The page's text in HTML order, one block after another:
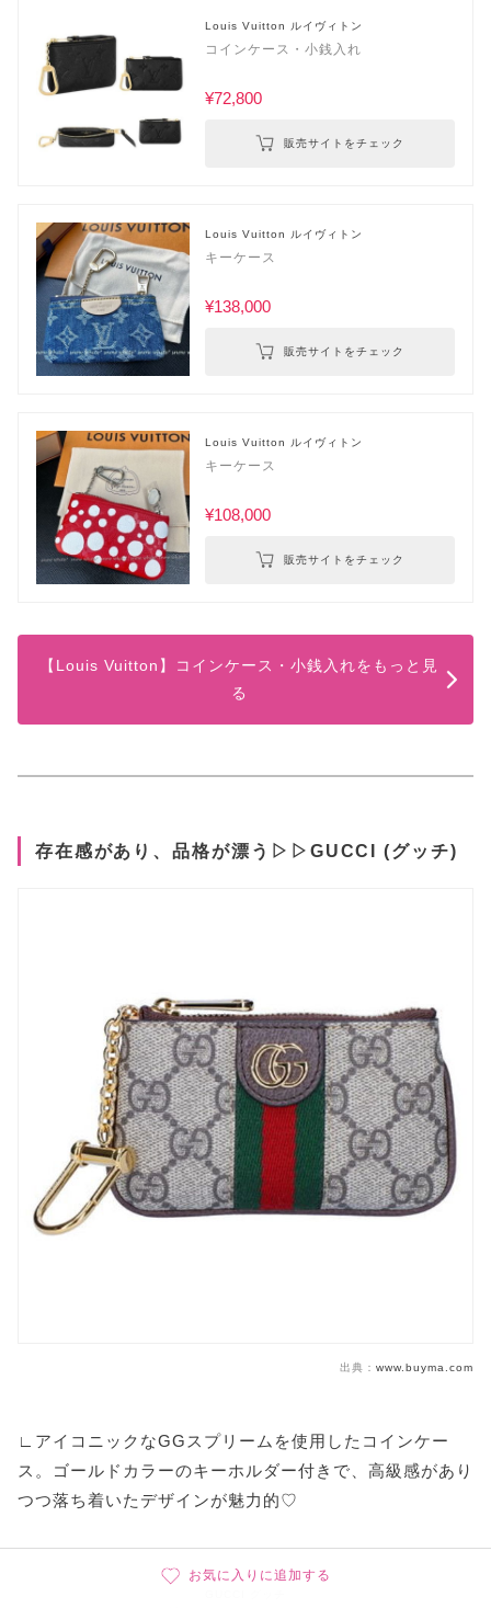
Louis Vuitton ルイヴィトン
コインケース・小銭入れ
¥72,800
販売サイトをチェック
Louis Vuitton ルイヴィトン
キーケース
¥138,000
販売サイトをチェック
Louis Vuitton ルイヴィトン
キーケース
¥108,000
販売サイトをチェック
【Louis Vuitton】コインケース・小銭入れをもっと見
る
存在感があり、品格が漂う▷▷GUCCI (グッチ)
出典： www.buyma.com
∟アイコニックなGGスプリームを使用したコインケー
ス。ゴールドカラーのキーホルダー付きで、高級感があり
つつ落ち着いたデザインが魅力的♡
お気に入りに追加する